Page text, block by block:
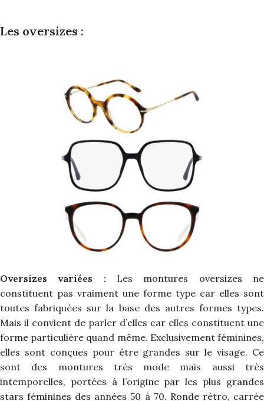
Les oversizes :
Oversizes variées : Les montures oversizes ne
constituent pas vraiment une forme type car elles sont
toutes fabriquées sur la base des autres formes types.
Mais il convient de parler d’elles car elles constituent une
forme particulière quand même. Exclusivement féminines,
elles sont conçues pour être grandes sur le visage. Ce
sont des montures très mode mais aussi très
intemporelles, portées à l’origine par les plus grandes
stars féminines des années 50 à 70. Ronde rétro, carrée